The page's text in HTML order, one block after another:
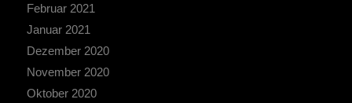
Februar 2021
Januar 2021
Dezember 2020
November 2020
Oktober 2020